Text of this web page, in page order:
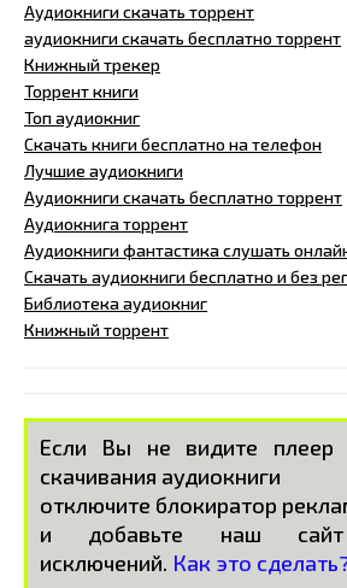
Аудиокниги скачать торрент
аудиокниги скачать бесплатно торрент
Книжный трекер
Торрент книги
Топ аудиокниг
Скачать книги бесплатно на телефон
Лучшие аудиокниги
Аудиокниги скачать бесплатно торрент
Аудиокнига торрент
Аудиокниги фантастика слушать
Скачать аудиокниги бесплатно и без
Библиотека аудиокниг
Книжный торрент
Если Вы не видите плеер
скачивания аудиокниги
отключите блокиратор
и добавьте наш
исключений. Как это